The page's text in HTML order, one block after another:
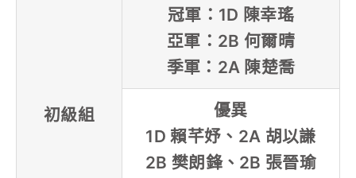
初級組
冠軍：1D 陳幸瑤
亞軍：2B 何爾晴
季軍：2A 陳楚喬
優異
1D 賴芊妤、2A 胡以謙
2B 樊朗鋒、2B 張晉瑜